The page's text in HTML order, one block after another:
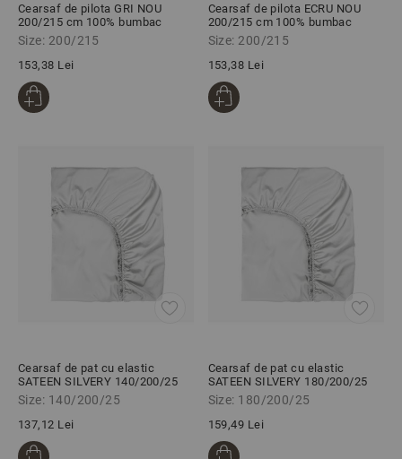
Cearsaf de pilota GRI NOU
200/215 cm 100% bumbac
ranforce
Size: 200/215
153,38 Lei
Cearsaf de pilota ECRU NOU
200/215 cm 100% bumbac
ranforce
Size: 200/215
153,38 Lei
Cearsaf de pat cu elastic
SATEEN SILVERY 140/200/25
cm 100% bumbac satinat
Size: 140/200/25
137,12 Lei
Cearsaf de pat cu elastic
SATEEN SILVERY 180/200/25
cm 100% bumbac satinat
Size: 180/200/25
159,49 Lei